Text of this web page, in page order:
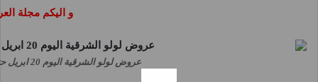
و اليكم مجلة
عروض لولو الشرقية اليوم 20 ابريل حتى 22 ابريل 2025 ايام كبرى